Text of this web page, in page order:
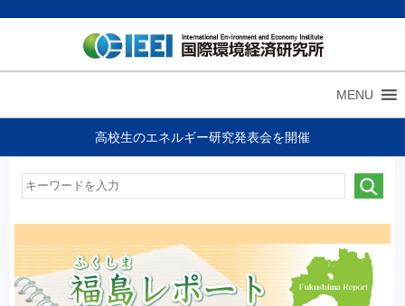
MENU
高校生のエネルギー研究発表会を開催